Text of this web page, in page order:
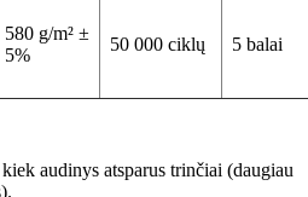
580 g/m² ±
5%
50 000 ciklų 5 balai
audinys atsparus trinčiai (daugiau